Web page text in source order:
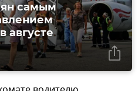
самым
августе